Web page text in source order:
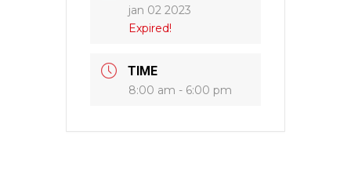
jan 02 2023
Expired!
TIME
8:00 am - 6:00 pm